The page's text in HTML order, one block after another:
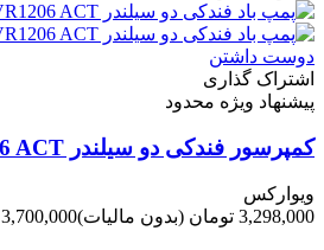
دوست داشتن
اشتراک گذاری
پیشنهاد ویژه محدود
کمپرسور فندکی دو سیلندر VR1206 ACT ویوارکس
ویوارکس
3,298,000 تومان
(بدون مالیات)3,700,000 تومان